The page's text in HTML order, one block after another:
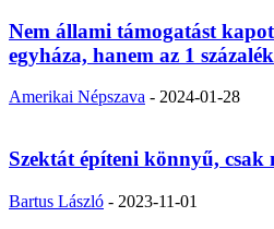
Nem állami támogatást
egyháza, hanem az 1
Amerikai Népszava - 2024-01-28
Szektát építeni könnyű, csak
Bartus László - 2023-11-01